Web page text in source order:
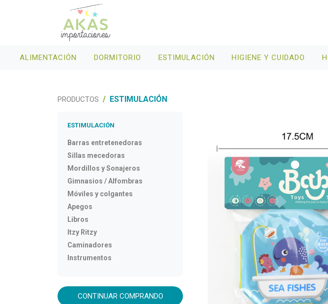
ALIMENTACIÓN DORMITORIO ESTIMULACIÓN HIGIENE Y CUIDADO
PRODUCTOS ESTIMULACIÓN
ESTIMULACIÓN
Barras entretenedoras
Sillas mecedoras
Mordillos y Sonajeros
Gimnasios / Alfombras
Móviles y colgantes
Apegos
Libros
Itzy Ritzy
Caminadores
Instrumentos
CONTINUAR COMPRANDO